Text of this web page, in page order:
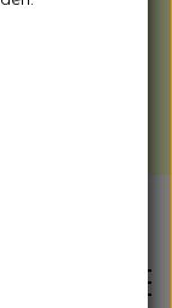
være lidt